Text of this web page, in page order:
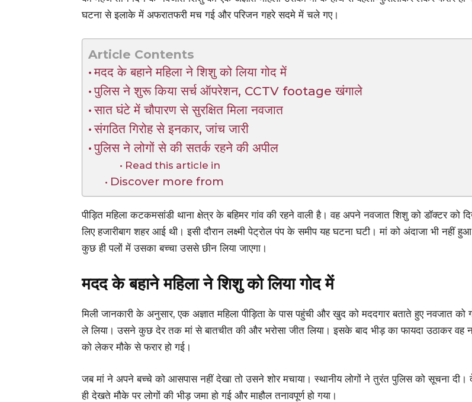
घटना से इलाके में अफरातफरी मच गई और परिजन गहरे सदमे में चले गए।
Article Contents
मदद के बहाने महिला ने शिशु को लिया गोद में
पुलिस ने शुरू किया सर्च ऑपरेशन, CCTV footage खंगाले
सात घंटे में चौपारण से सुरक्षित मिला नवजात
संगठित गिरोह से इनकार, जांच जारी
पुलिस ने लोगों से की सतर्क रहने की अपील
Read this article in
Discover more from
पीड़ित महिला कटकमसांडी थाना क्षेत्र के बहिमर गांव की रहने वाली है। वह अपने नवजात शिशु को डॉक्टर को
लिए हजारीबाग शहर आई थी। इसी दौरान लक्ष्मी पेट्रोल पंप के समीप यह घटना घटी। मां को अंदाजा भी नहीं
कुछ ही पलों में उसका बच्चा उससे छीन लिया जाएगा।
मदद के बहाने महिला ने शिशु को लिया गोद में
मिली जानकारी के अनुसार, एक अज्ञात महिला पीड़िता के पास पहुंची और खुद को मददगार बताते हुए नवजात को
ले लिया। उसने कुछ देर तक मां से बातचीत की और भरोसा जीत लिया। इसके बाद भीड़ का फायदा उठाकर वह
को लेकर मौके से फरार हो गई।
जब मां ने अपने बच्चे को आसपास नहीं देखा तो उसने शोर मचाया। स्थानीय लोगों ने तुरंत पुलिस को सूचना
ही देखते मौके पर लोगों की भीड़ जमा हो गई और माहौल तनावपूर्ण हो गया।